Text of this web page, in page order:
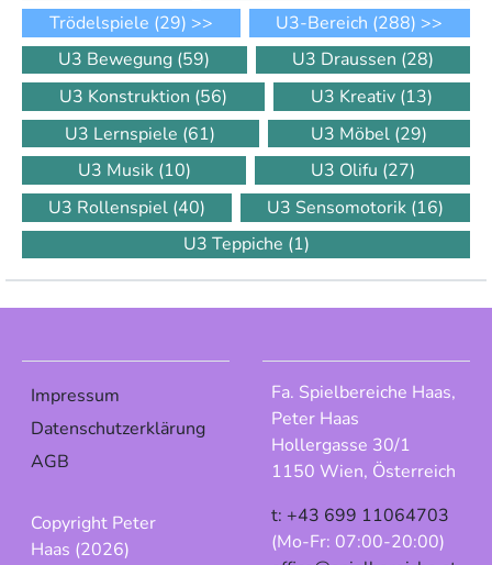
Trödelspiele (29) >> U3-Bereich (288) >>
U3 Bewegung (59) U3 Draussen (28)
U3 Konstruktion (56) U3 Kreativ (13)
U3 Lernspiele (61) U3 Möbel (29)
U3 Musik (10) U3 Olifu (27)
U3 Rollenspiel (40) U3 Sensomotorik (16)
U3 Teppiche (1)
Impressum
Datenschutzerklärung
AGB
Copyright Peter
Haas (2026)
Fa. Spielbereiche Haas,
Peter Haas
Hollergasse 30/1
1150 Wien, Österreich
t: +43 699 11064703
(Mo-Fr: 07:00-20:00)